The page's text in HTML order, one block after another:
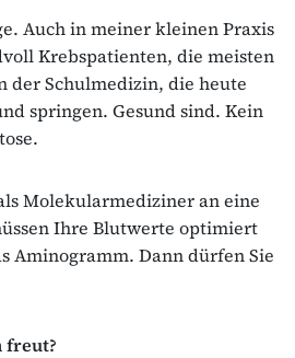
Auch in meiner kleinen Praxis
Krebspatienten, die meisten
der Schulmedizin, die heute
springen. Gesund sind. Kein
Molekularmediziner an eine
Ihre Blutwerte optimiert
Aminogramm. Dann dürfen Sie
freut?